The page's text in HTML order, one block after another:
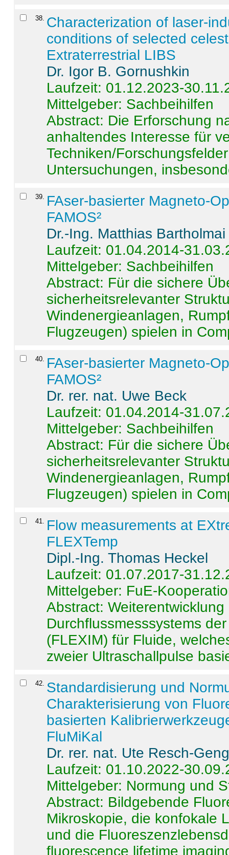
38. Characterization of laser-
conditions of selected
Extraterrestrial LIBS
Dr. Igor B. Gornushkin
Laufzeit: 01.12.2023-
Mittelgeber: Sachbeihilfen
Abstract: Die Erforschung
anhaltendes Interesse für
Techniken/
Untersuchungen,
39. FAser-basierter Magneto-
FAMOS²
Dr.-Ing. Matthias Bartholmai
Laufzeit: 01.04.2014-
Mittelgeber: Sachbeihilfen
Abstract: Für die sichere
sicherheitsrelevanter
Windenergieanlagen,
Flugzeugen) spielen in
40. FAser-basierter Magneto-
FAMOS²
Dr. rer. nat. Uwe Beck
Laufzeit: 01.04.2014-
Mittelgeber: Sachbeihilfen
Abstract: Für die sichere
sicherheitsrelevanter
Windenergieanlagen,
Flugzeugen) spielen in
41. Flow measurements at
FLEXTemp
Dipl.-Ing. Thomas Heckel
Laufzeit: 01.07.2017-
Mittelgeber: FuE-
Abstract:
Durchflussmesssystems
(FLEXIM) für Fluide,
zweier Ultraschallpulse
42. Standardisierung und
Charakterisierung von
basierten
FluMiKal
Dr. rer. nat. Ute Resch-
Laufzeit: 01.10.2022-
Mittelgeber: Normung und
Abstract: Bildgebende
Mikroskopie, die konfokale
und die
fluorescence lifetime